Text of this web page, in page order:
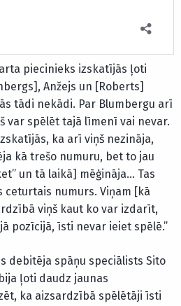
piecinieks izskatījās ļoti
Anžejs un [Roberts]
tādi nekādi. Par Blumbergu arī
var spēlēt tajā līmenī vai nevar.
ka arī viņš nezināja,
kā trešo numuru, bet to jau
un tā laikā] mēģināja… Tas
ceturtais numurs. Viņam [kā
viņš kaut ko var izdarīt,
pozīcijā, īsti nevar ieiet spēlē.”
debitēja spāņu speciālists Sito
ļoti daudz jaunas
ka aizsardzībā spēlētāji īsti